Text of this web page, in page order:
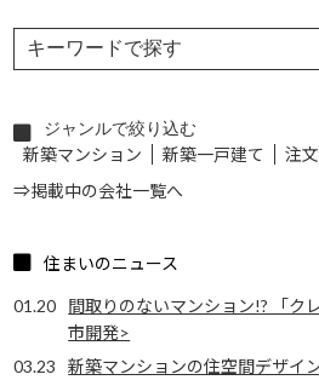
ジャンルで絞り込む
新築マンション 新築一戸建て 注
⇒掲載中の会社一覧へ
住まいのニュース
01.20
間取りのないマンション!? 「ク
市開発>
03.23
新築マンションの住空間デザイ